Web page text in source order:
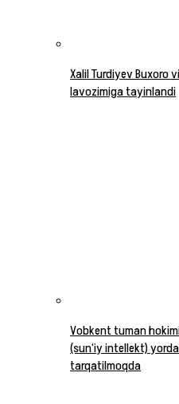
Xalil Turdiyev
lavozimiga tayinlandi
Vobkent tuman
(sun‘iy intellekt)
tarqatilmoqda